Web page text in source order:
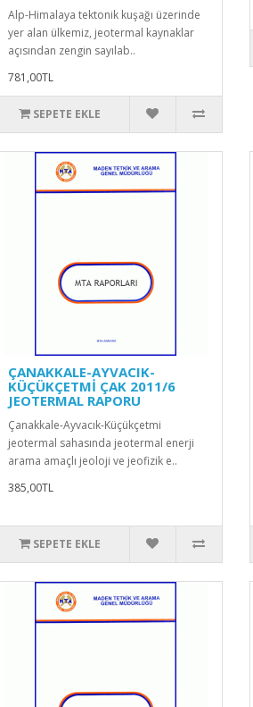
Alp-Himalaya tektonik kuşağı üzerinde
yer alan ülkemiz, jeotermal kaynaklar
açısından zengin sayılab..
781,00TL
SEPETE EKLE
ÇANAKKALE-AYVACIK-
KÜÇÜKÇETMİ ÇAK 2011/6
JEOTERMAL RAPORU
Çanakkale-Ayvacık-Küçükçetmi
jeotermal sahasında jeotermal enerji
arama amaçlı jeoloji ve jeofizik e..
385,00TL
SEPETE EKLE